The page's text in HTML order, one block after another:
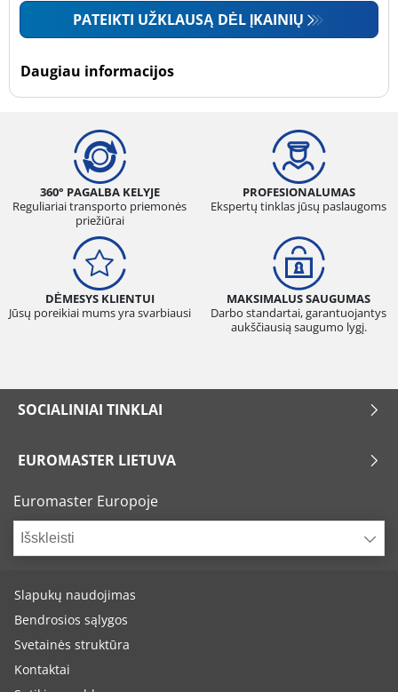
PATEIKTI UŽKLAUSĄ DĖL ĮKAINIŲ
Daugiau informacijos
360° PAGALBA KELYJE
Reguliariai transporto priemonės
priežiūrai
PROFESIONALUMAS
Ekspertų tinklas jūsų paslaugoms
DĖMESYS KLIENTUI
Jūsų poreikiai mums yra svarbiausi
MAKSIMALUS SAUGUMAS
Darbo standartai, garantuojantys
aukščiausią saugumo lygį.
SOCIALINIAI TINKLAI
EUROMASTER LIETUVA
Euromaster Europoje
Išskleisti
Slapukų naudojimas
Bendrosios sąlygos
Svetainės struktūra
Kontaktai